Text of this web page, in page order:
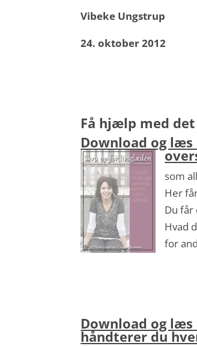
Vibeke Ungstrup
24. oktober 2012
Få hjælp med
Download og læs
som
Her
Du
Hvad
for
Download og læs
håndterer du